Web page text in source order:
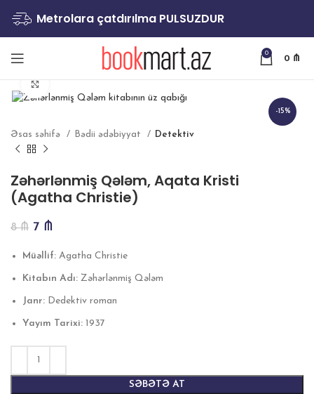
Metrolara çatdırılma PULSUZDUR
0
0 ₼
-15%
Əsas səhifə Bədii ədəbiyyat Detektiv
Zəhərlənmiş Qələm, Aqata Kristi
(Agatha Christie)
8₼ 7 ₼
Müəllif: Agatha Christie
Kitabın Adı: Zəhərlənmiş Qələm
Janr: Dedektiv roman
Yayım Tarixi: 1937
SƏBƏTƏ AT